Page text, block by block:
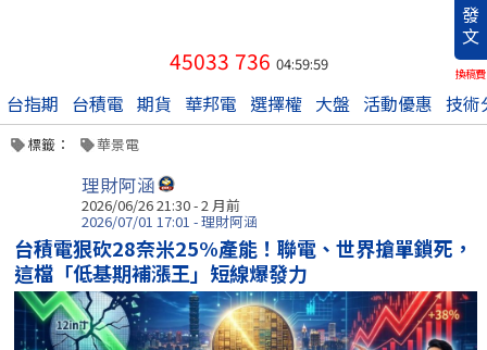
發
文
換稿費
45033 736 04:59:59
台指期 台積電 期貨 華邦電 選擇權 大盤 活動優惠 技術
標籤： 華景電
理財阿涵
2026/06/26 21:30 - 2 月前
2026/07/01 17:01 - 理財阿涵
台積電狠砍28奈米25%產能！聯電、世界搶單鎖死，
這檔「低基期補漲王」短線爆發力